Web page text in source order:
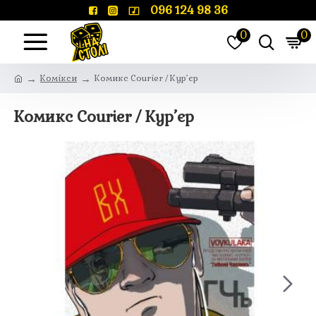
096 124 98 36
0 0
Комікси Комикс Courier / Кур’єр
Комикс Courier / Кур’єр